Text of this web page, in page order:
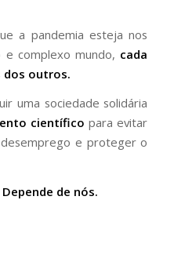
a pandemia esteja nos
e complexo mundo, cada
dos outros.
uma sociedade solidária
científico para evitar
e proteger o
Depende de nós.